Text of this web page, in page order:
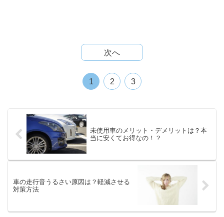
次へ
1 2 3
未使用車のメリット・デメリットは？本
当に安くてお得なの！？
車の走行音うるさい原因は？軽減させる
対策方法